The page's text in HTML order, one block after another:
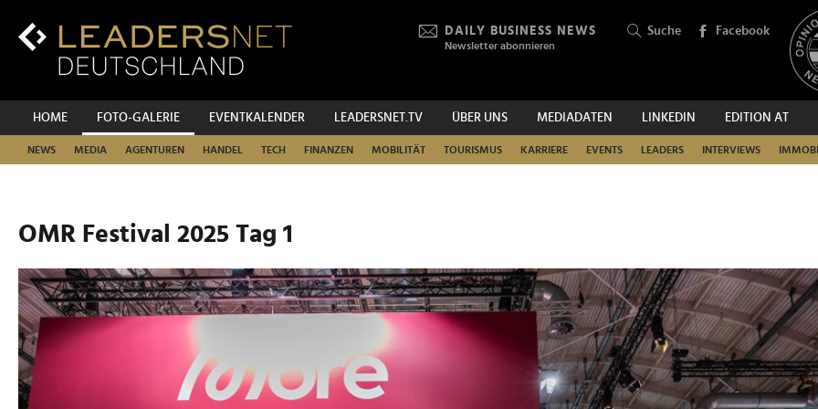
Inhalt
Hauptnavigation
DAILY BUSINESS NEWS
Newsletter abonnieren
Suche Facebook
HOME FOTO-GALERIE EVENTKALENDER LEADERSNET.TV ÜBER UNS MEDIADATEN LINKEDIN EDITION AT
NEWS MEDIA AGENTUREN HANDEL TECH FINANZEN MOBILITÄT TOURISMUS KARRIERE EVENTS LEADERS INTERVIEWS
SUCHEN
OMR Festival 2025 Tag 1